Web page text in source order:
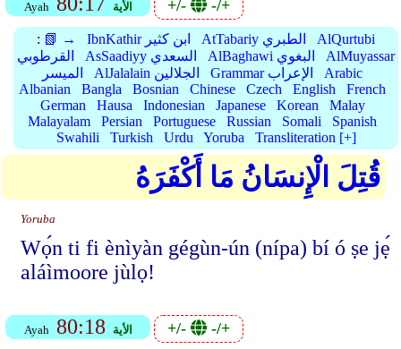
Ayah الأية +/- -/+
: 📗 → IbnKathir ابن كثير AtTabariy الطبري
AlQurtubi
القرطوبي
AsSaadiyy السعدي AlBaghawi البغوي
AlMuyassar
الميسر
AlJalalain الجلالين Grammar الإعراب
Arabic
Albanian
Bangla Bosnian Chinese Czech English
French
German
Hausa Indonesian Japanese Korean
Malay
Malayalam
Persian Portuguese Russian Somali
Spanish
Swahili
Turkish Urdu Yoruba Transliteration [+]
قُتِلَ الْإِنسَانُ مَا أَكْفَرَهُ
Yoruba
Wọ́n ti fi ènìyàn gégùn-ún (nípa) bí ó ṣe jẹ́
aláìmoore jùlọ!
Ayah 80:18 الأية +/- -/+